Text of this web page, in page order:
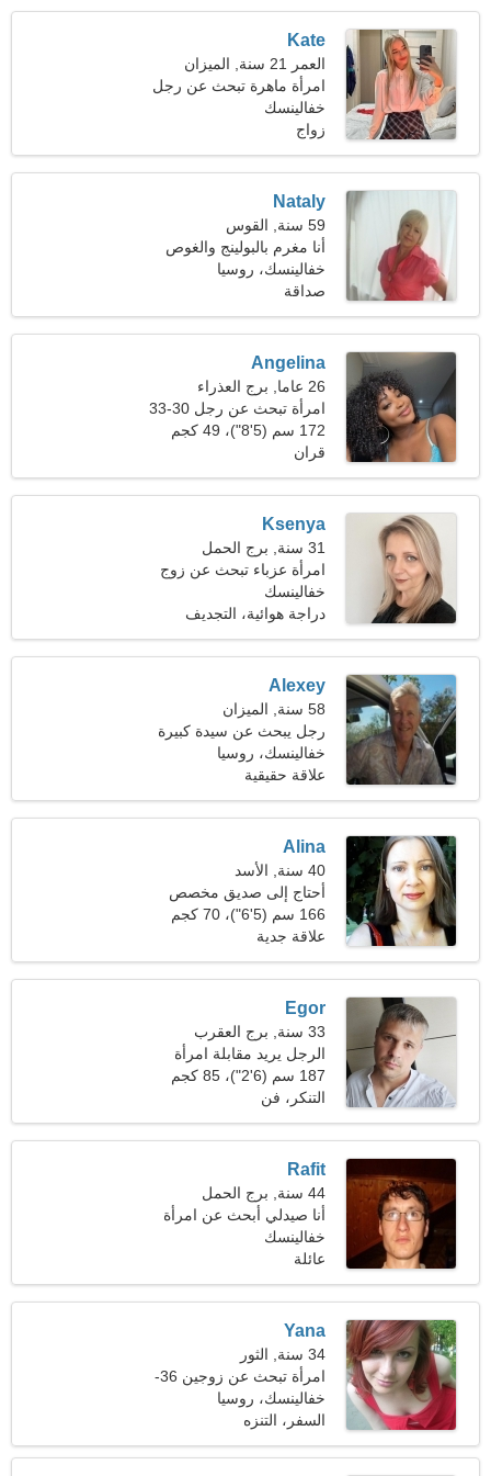
Kate
العمر 21 سنة, الميزان
امرأة ماهرة تبحث عن رجل
خفالينسك
زواج
Nataly
59 سنة, القوس
أنا مغرم بالبولينج والغوص
خفالينسك، روسيا
صداقة
Angelina
26 عاما, برج العذراء
امرأة تبحث عن رجل 30-33
172 سم (5'8")، 49 كجم
(108 رطل)
قران
Ksenya
31 سنة, برج الحمل
امرأة عزباء تبحث عن زوج
34-43
خفالينسك
دراجة هوائية، التجديف
Alexey
58 سنة, الميزان
رجل يبحث عن سيدة كبيرة
46-56
خفالينسك، روسيا
علاقة حقيقية
Alina
40 سنة, الأسد
أحتاج إلى صديق مخصص
للمتعة
166 سم (5'6")، 70 كجم
(154 رطلا)
علاقة جدية
Egor
33 سنة, برج العقرب
الرجل يريد مقابلة امرأة
187 سم (6'2")، 85 كجم
(187 رطلا)
التنكر، فن
Rafit
44 سنة, برج الحمل
أنا صيدلي أبحث عن امرأة
ساحرة
خفالينسك
عائلة
Yana
34 سنة, الثور
امرأة تبحث عن زوجين 36-
44
خفالينسك، روسيا
السفر، التنزه